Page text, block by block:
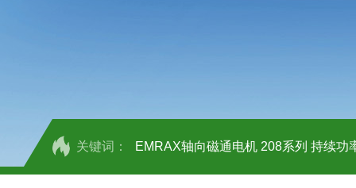
关键词： EMRAX轴向磁通电机 208系列 持续功